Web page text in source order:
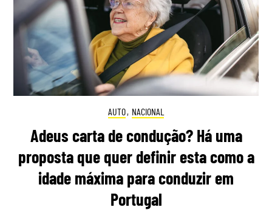
AUTO, NACIONAL
Adeus carta de condução? Há uma
proposta que quer definir esta como a
idade máxima para conduzir em
Portugal